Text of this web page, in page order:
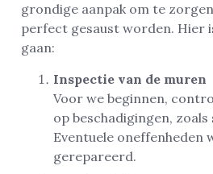
grondige aanpak om te
perfect gesaust worden. Hier
gaan:
Inspectie van de muren
Voor we beginnen,
op beschadigingen,
Eventuele oneffenheden
gerepareerd.